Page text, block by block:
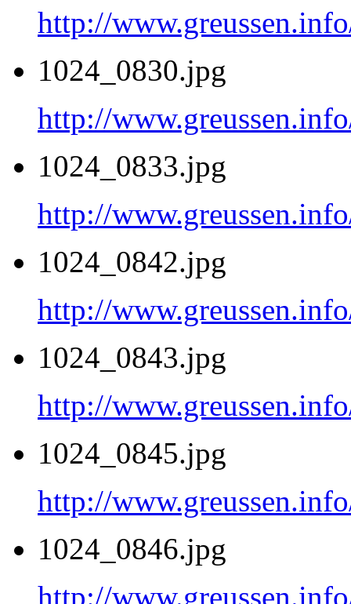
http://
1024_0830.jpg
http://
1024_0833.jpg
http://
1024_0842.jpg
http://
1024_0843.jpg
http://
1024_0845.jpg
http://
1024_0846.jpg
http://